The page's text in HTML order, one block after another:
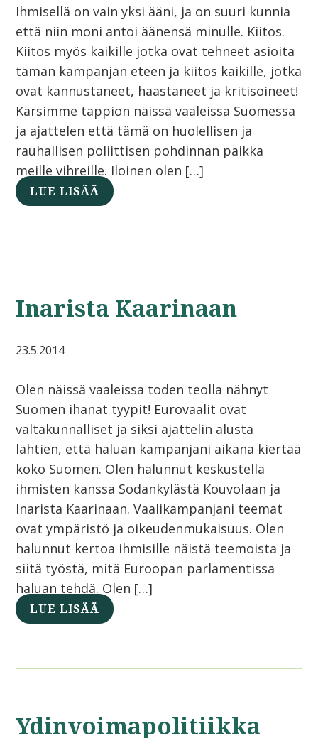
Ihmisellä on vain yksi ääni, ja on suuri kunnia
että niin moni antoi äänensä minulle. Kiitos.
Kiitos myös kaikille jotka ovat tehneet asioita
tämän kampanjan eteen ja kiitos kaikille, jotka
ovat kannustaneet, haastaneet ja kritisoineet!
Kärsimme tappion näissä vaaleissa Suomessa
ja ajattelen että tämä on huolellisen ja
rauhallisen poliittisen pohdinnan paikka
meille vihreille. Iloinen olen […]
LUE LISÄÄ
Inarista Kaarinaan
23.5.2014
Olen näissä vaaleissa toden teolla nähnyt
Suomen ihanat tyypit! Eurovaalit ovat
valtakunnalliset ja siksi ajattelin alusta
lähtien, että haluan kampanjani aikana kiertää
koko Suomen. Olen halunnut keskustella
ihmisten kanssa Sodankylästä Kouvolaan ja
Inarista Kaarinaan. Vaalikampanjani teemat
ovat ympäristö ja oikeudenmukaisuus. Olen
halunnut kertoa ihmisille näistä teemoista ja
siitä työstä, mitä Euroopan parlamentissa
haluan tehdä. Olen […]
LUE LISÄÄ
Ydinvoimapolitiikka